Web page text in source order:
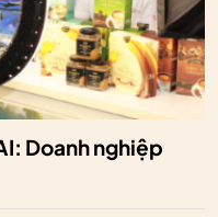
Doanh nghiệp